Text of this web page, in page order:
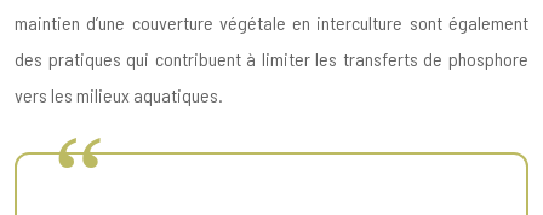
maintien d’une couverture végétale en interculture sont également
des pratiques qui contribuent à limiter les transferts de phosphore
vers les milieux aquatiques.